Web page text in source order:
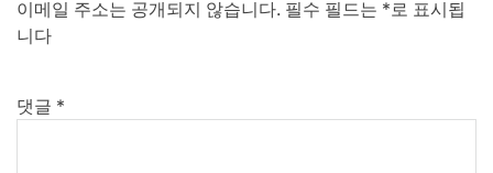
이메일 주소는 공개되지 않습니다. 필수 필드는 * 로 표시됩
니다
댓글 *